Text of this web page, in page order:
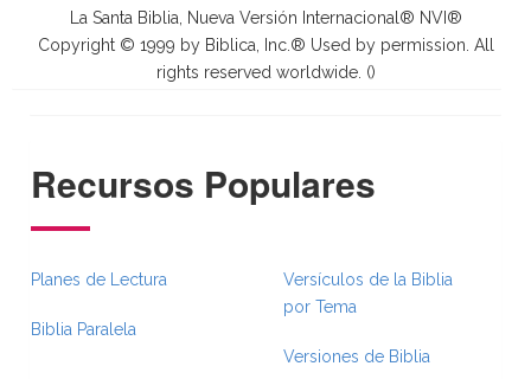
La Santa Biblia, Nueva Versión Internacional® NVI®
Copyright © 1999 by Biblica, Inc.® Used by permission. All
rights reserved worldwide. ()
Recursos Populares
Planes de Lectura
Biblia Paralela
Versículos de la Biblia
por Tema
Versiones de Biblia